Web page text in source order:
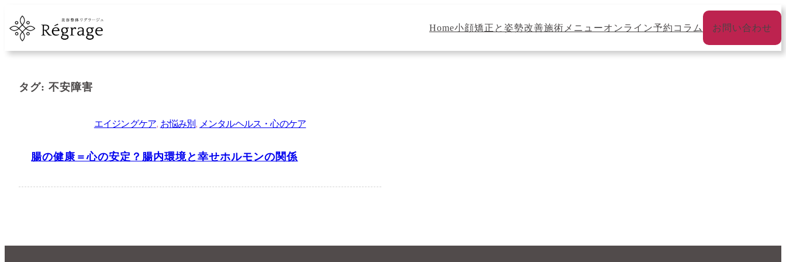
容
Home小顔矯正と姿勢改善施術メニューオンライン予約 コラム お問い合わせ
タグ: 不安障害
エイジングケア, お悩み別 , メンタルヘルス・心のケア
腸の健康＝心の安定？腸内環境と幸せホルモンの関係